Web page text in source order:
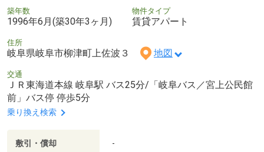
築年数
1996年6月(築30年3ヶ月)
物件タイプ
賃貸アパート
住所
岐阜県岐阜市柳津町上佐波３ 地図
交通
ＪＲ東海道本線 岐阜駅 バス25分/「岐阜バス／宮上公民館
前」バス停 停歩5分
乗り換え検索
敷引・償却 -